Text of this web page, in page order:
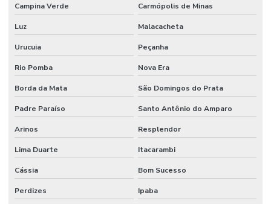
Terminal Hidráulico Flange Minas Gerais
Terminal Hidraulico Macho Fixo Em Minas Gerais
Terminal Hidraulico Macho Npt
Terminal Hidráulico Orfs
Terminal Hidráulico Para Mangueira
Terminal Hidráulico Unf Jic Para Mangueiras
Terminal Hidráulico Variado Minas Gerais
Campina Verde Carmópolis de Minas
Luz Malacacheta
Urucuia Peçanha
Rio Pomba Nova Era
Borda da Mata São Domingos do Prata
Padre Paraíso Santo Antônio do Amparo
Arinos Resplendor
Lima Duarte Itacarambi
Cássia Bom Sucesso
Perdizes Ipaba